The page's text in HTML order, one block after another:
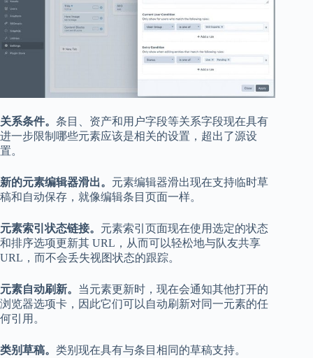
关系条件。 条目、资产和用户字段等关系字段现在具有
进一步限制哪些元素应该是相关的设置，超出了源设
置。
新的元素编辑器滑出。 元素编辑器滑出现在支持临时草
稿和自动保存，就像编辑条目页面一样。
元素索引状态链接。 元素索引页面现在使用选定的状态
和排序选项更新其 URL，从而可以轻松地与队友共享
URL，而不会丢失视图状态的跟踪。
元素自动刷新。 当元素更新时，现在会通知其他打开的
浏览器选项卡，因此它们可以自动刷新对同一元素的任
何引用。
类别草稿。 类别现在具有与条目相同的草稿支持。